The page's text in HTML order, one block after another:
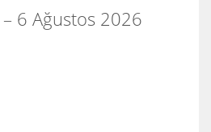
6 Ağustos 2026